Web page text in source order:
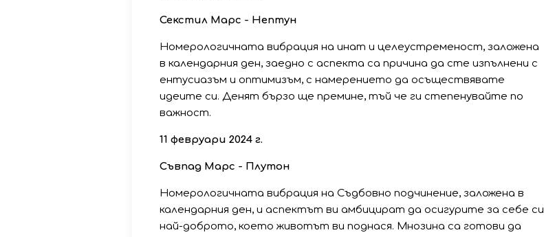
Секстил Марс - Нептун
Номерологичната вибрация на инат и целеустременост, заложена
в календарния ден, заедно с аспекта са причина да сте изпълнени с
ентусиазъм и оптимизъм, с намерението да осъществявате
идеите си. Денят бързо ще премине, тъй че ги степенувайте по
важност.
11 февруари 2024 г.
Съвпад Марс - Плутон
Номерологичната вибрация на Съдбовно подчинение, заложена в
календарния ден, и аспектът ви амбицират да осигурите за себе си
най-доброто, което животът ви поднася. Мнозина са готови да